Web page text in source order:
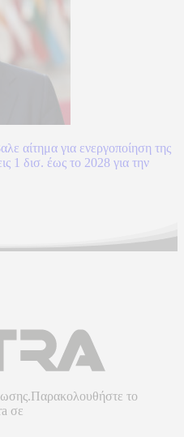
αίτημα για ενεργοποίηση της
1 δισ. έως το 2028 για την
το
σε